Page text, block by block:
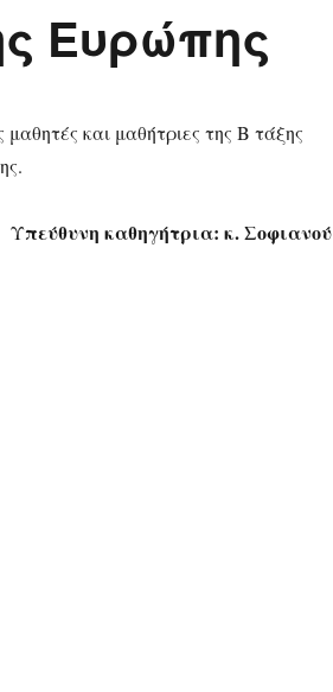
Ευρώπης
και μαθήτριες της Β τάξης
Υπεύθυνη καθηγήτρια: κ. Σοφιανού